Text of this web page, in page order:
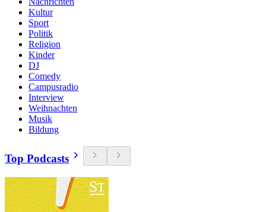
Kultur
Sport
Politik
Religion
Kinder
DJ
Comedy
Campusradio
Interview
Weihnachten
Musik
Bildung
Top Podcasts